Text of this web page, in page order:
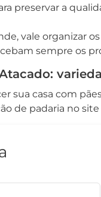
preservar a
vale organizar
sempre os
sua casa com
de padaria no